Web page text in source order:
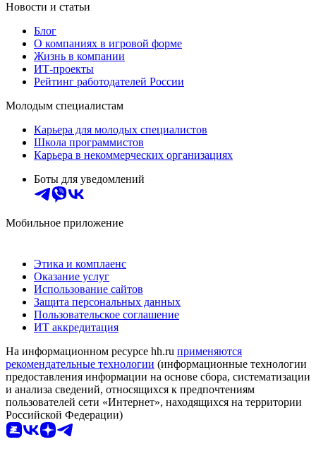
Новости и статьи
Блог
О компаниях в игровой форме
Жизнь в компании
ИТ-проекты
Рейтинг работодателей России
Молодым специалистам
Карьера для молодых специалистов
Школа программистов
Карьера в некоммерческих организациях
Боты для уведомлений
Мобильное приложение
Этика и комплаенс
Оказание услуг
Использование сайтов
Защита персональных данных
Пользовательское соглашение
ИТ аккредитация
На информационном ресурсе hh.ru применяются
рекомендательные технологии (информационные технологии
предоставления информации на основе сбора, систематизации
и анализа сведений, относящихся к предпочтениям
пользователей сети «Интернет», находящихся на территории
Российской Федерации)